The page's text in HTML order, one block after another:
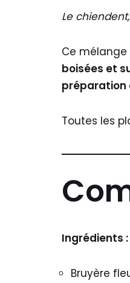
Le
Ce
boisées et
préparation
Toutes les
Ingrédients :
Bruyère